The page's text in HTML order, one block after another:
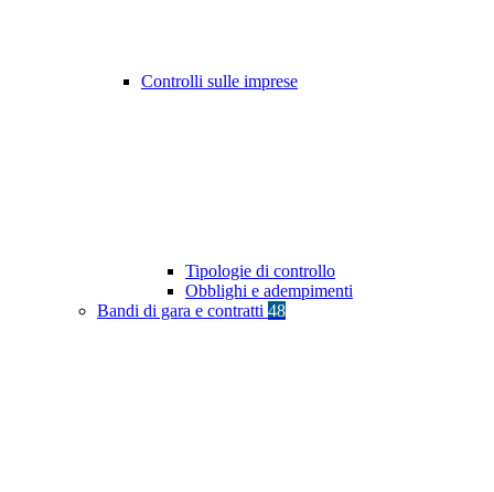
Controlli sulle imprese
Tipologie di controllo
Obblighi e adempimenti
Bandi di gara e contratti 48